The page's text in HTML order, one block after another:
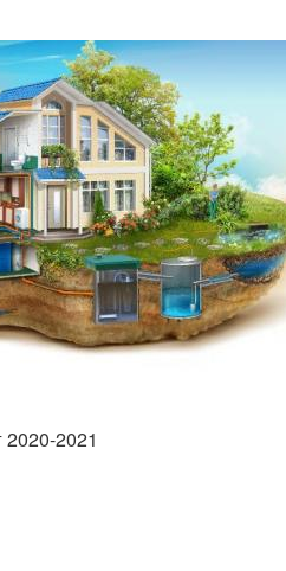
2020-2021